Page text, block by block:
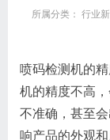
所属分类： 行业
喷码检测机的
机的精度不高
不准确，甚至
响产品的外观